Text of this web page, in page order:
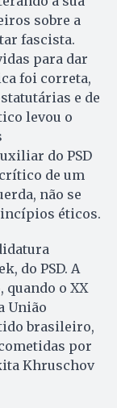
sobre a
fascista.
para dar
foi correta,
e de
levou o
do PSD
crítico de um
não se
éticos.
do PSD. A
quando o XX
União
brasileiro,
por
Khruschov